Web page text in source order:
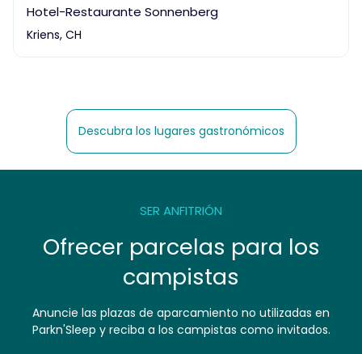
Hotel-Restaurante Sonnenberg
Kriens, CH
Descubra los lugares gastronómicos
SER ANFITRIÓN
Ofrecer parcelas para los
campistas
Anuncie las plazas de aparcamiento no utilizadas en
Parkn'Sleep y reciba a los campistas como invitados.